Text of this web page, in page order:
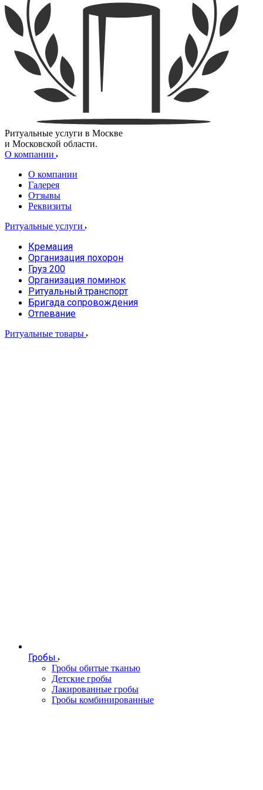
Ритуальные услуги в Москве
и Московской области.
О компании
О компании
Галерея
Отзывы
Реквизиты
Ритуальные услуги
Кремация
Организация похорон
Груз 200
Организация поминок
Ритуальный транспорт
Бригада сопровождения
Отпевание
Ритуальные товары
Гробы
Гробы обитые тканью
Детские гробы
Лакированные гробы
Гробы комбинированные